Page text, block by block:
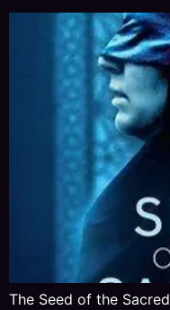
The Seed of the